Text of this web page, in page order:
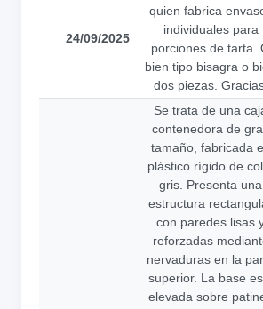
24/09/2025
quien fabrica
individuales para
porciones de tarta.
bien tipo bisagra o
dos piezas.
Se trata de una
contenedora de
tamaño, fabricada
plástico rígido de
gris. Presenta una
estructura
con paredes lisas
reforzadas
nervaduras en la
superior. La base está
elevada sobre